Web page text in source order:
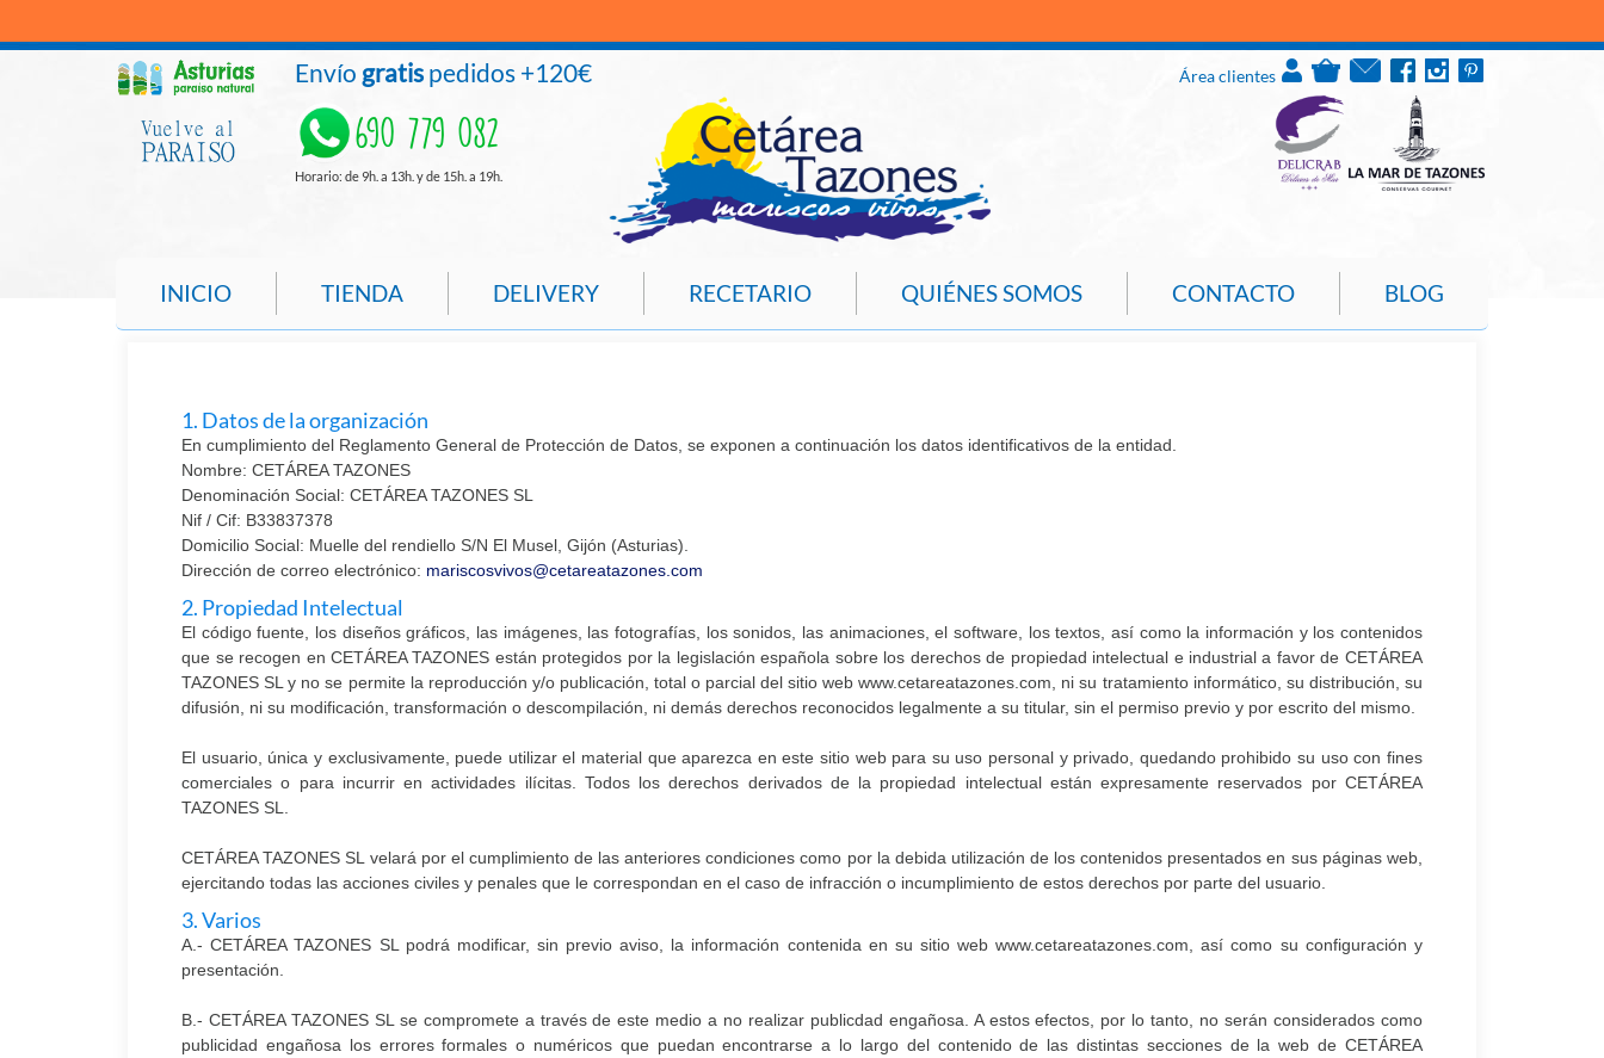
Envío gratispedidos +120€ Área clientes
690 779 082
Horario: de 9h. a 13h. y de 15h. a 19h.
INICIO TIENDA DELIVERY RECETARIO QUIÉNES SOMOS CONTACTO BLOG
1. Datos de la organización
En cumplimiento del Reglamento General de Protección de Datos, se exponen a continuación los datos identificativos de la entidad.
Nombre: CETÁREA TAZONES
Denominación Social: CETÁREA TAZONES SL
Nif / Cif: B33837378
Domicilio Social: Muelle del rendiello S/N El Musel, Gijón (Asturias).
Dirección de correo electrónico: mariscosvivos@cetareatazones.com
2. Propiedad Intelectual
El código fuente, los diseños gráficos, las imágenes, las fotografías, los sonidos, las animaciones, el software, los textos, así como la información y los contenidos
que se recogen en CETÁREA TAZONES están protegidos por la legislación española sobre los derechos de propiedad intelectual e industrial a favor de CETÁREA
TAZONES SL y no se permite la reproducción y/o publicación, total o parcial del sitio web www.cetareatazones.com, ni su tratamiento informático, su distribución, su
difusión, ni su modificación, transformación o descompilación, ni demás derechos reconocidos legalmente a su titular, sin el permiso previo y por escrito del mismo.
El usuario, única y exclusivamente, puede utilizar el material que aparezca en este sitio web para su uso personal y privado, quedando prohibido su uso con fines
comerciales o para incurrir en actividades ilícitas. Todos los derechos derivados de la propiedad intelectual están expresamente reservados por CETÁREA
TAZONES SL.
CETÁREA TAZONES SL velará por el cumplimiento de las anteriores condiciones como por la debida utilización de los contenidos presentados en sus páginas web,
ejercitando todas las acciones civiles y penales que le correspondan en el caso de infracción o incumplimiento de estos derechos por parte del usuario.
3. Varios
A.- CETÁREA TAZONES SL podrá modificar, sin previo aviso, la información contenida en su sitio web www.cetareatazones.com, así como su configuración y
presentación.
B.- CETÁREA TAZONES SL se compromete a través de este medio a no realizar publicdad engañosa. A estos efectos, por lo tanto, no serán considerados como
publicidad engañosa los errores formales o numéricos que puedan encontrarse a lo largo del contenido de las distintas secciones de la web de CETÁREA